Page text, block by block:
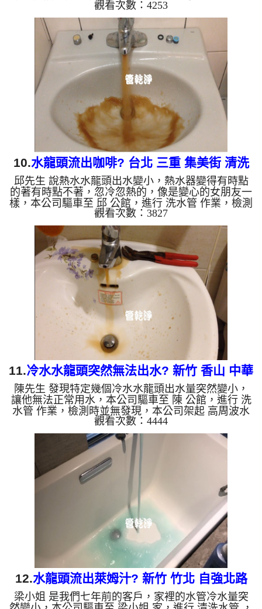
管 作業，檢測時發現濾嘴都是碳酸鈣結石，本公司
架起 高周波水管清洗機，灌入 檸檬酸水 至管路裡
面，等了約15分，開啟 水管清洗機 ，啟動 脈衝波 模
式，一開始沒洗出什麼，沒多久就噴出白色髒水，像
是牛奶一般，一下又流出黃圾髒水，還一直噴出小金
屬塊，如下圖及影片，三個小時後， 水量恢復正常
了，陳小姐能正常洗熱水澡了!! 如是自來水，如水管
老化，會產生鐵鏽跟...
觀看次數：4253
10.水龍頭流出咖啡? 台北 三重 集美街 清洗
水管
邱先生 說熱水水龍頭出水變小，熱水器變得有時點
的著有時點不著，忽冷忽熱的，像是變心的女朋友一
樣，本公司驅車至 邱 公館，進行 洗水管 作業，檢測
時並無發現，本公司架起 高周波水管清洗機，灌
入 檸檬酸水 至管路裡面，等了約15分，開啟 水管清
洗機 ，啟動 脈衝波 模式，一開始就噴出黃色髒水，
越來越濃源源不絕，最後噴出棕色髒水，像是咖啡一
般，如下圖及影片，一個小時後， 水量恢復正常
了，邱先生能正常洗澡洗碗了!! 如是自來水，如水管
老化，會產生鐵鏽跟泥沙堆積，洗出來的水就會是咖
啡色，地下水含有氧...
觀看次數：3827
11.冷水水龍頭突然無法出水? 新竹 香山 中華
路 水管清洗
陳先生 發現特定幾個冷水水龍頭出水量突然變小，
讓他無法正常用水，本公司驅車至 陳 公館，進行 洗
水管 作業，檢測時並無發現，本公司架起 高周波水
管清洗機，灌入 檸檬酸水 至管路裡面，等了約15
分，開啟 水管清洗機 ，啟動 脈衝波 模式，一開始洗
管並無反應，好一段時間後噴出棕色髒水，突然水管
就通了，如下圖及影片，一個小時後， 水量恢復正
常了，陳先生能正常用水了!! 如是自來水，如水管老
化，會產生鐵鏽跟泥沙堆積，洗出來的水就會是咖啡
色，地下水含有氧化錳，管壁上會結成黑色管垢，洗
出來的水會跟石油...
觀看次數：4444
12.水龍頭流出萊姆汁? 新竹 竹北 自強北路
洗水管
梁小姐 是我們七年前的客戶，家裡的水管冷水量突